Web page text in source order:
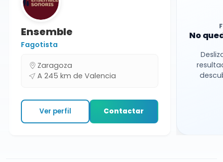
Ensemble
Fagotista
Zaragoza
A 245 km de Valencia
Ver perfil Contactar
No